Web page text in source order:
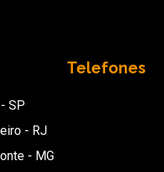
Telefones
SP
- RJ
- MG